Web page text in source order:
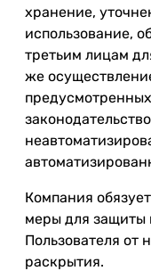
хранение,
использование,
третьим лицам
же
Компания
меры для защиты
Пользователя от
раскрытия.